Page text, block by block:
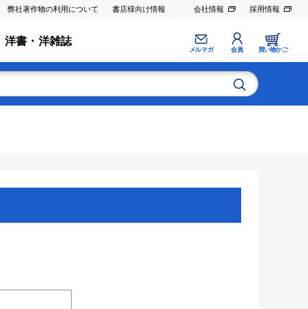
弊社著作物の利用について 書店様向け情報 会社情報 採用情報
洋書・洋雑誌
メルマガ 会員 買い物かご